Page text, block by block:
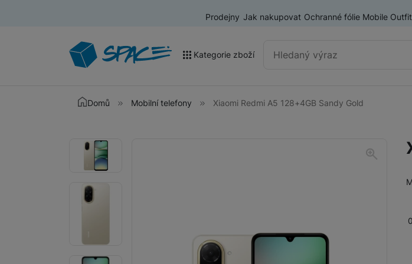
Prodejny Jak nakupovat Ochranné fólie Mobile
Vyhledávání
Kategorie zboží
Akce a výprodej
Odolné mobilní
Nositelná elektronika
Televize
Domů Mobilní telefony Xiaomi Redmi A5 128+4GB Sandy Gold
Fotografie